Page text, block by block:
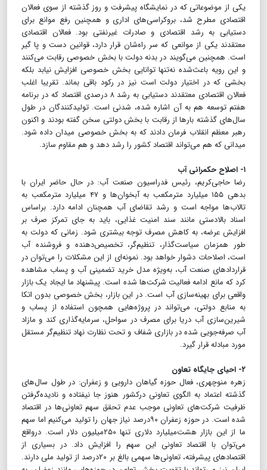
یکی از موضوعاتی که در نمایشگاه پیشرفت و روز گذشته از سوی فعالان
اقتصادی مطرح شد، بروکراسی‌های اداری و همچنین رفع موانع برای
دستیابی به رشد اقتصادی و صادرات غیرنفتی بود. فعالان اقتصادی
معتقدند یکی از موانعی که سر راه‌شان قرار دارد، قوانین دست و پا گیر
است. همچنین می‌گویند در بدنه دولت با بخش خصوصی رقابت می‌کنند
و این رویه باعث‌شده نه‌تنها توانایی بخش خصوصی افزایش نیابد بلکه
بخشی که در اختیار دولت است نیز در رکود باقی بماند. تقریبا اغلب
فعالان اقتصادی معتقدند دستیابی به رشد ۸ درصدی اقتصاد که در برنامه
هفتم توسعه هم به آن اشاره شده، شدنی است. تولید‌کنندگان در طول
سال‌های گذشته بارها از رقابت با بخش دولتی سخن گفته بودند و اکنون
رهبر معظم انقلاب فرمان دادند که به بخش خصوصی میدان داده شود.
میدانی که هم می‌تواند اقتصاد کشور را رشد دهد و هم مقاوم سازد.
۱- اصلاح حکمرانی آب
رضا حاجی‌کریم، رئیس فدراسیون صنعت آب: در حال حاضر ایران با
بدهی ۱۵۵ میلیارد مترمکعب به آبخوان‌ها و ۴۷ میلیارد مترمکعب به
تالاب‌ها مواجه است و رشد تقاضای آب همچنان ادامه دارد. براساس
اسناد بالادستی مانند سند امنیت غذایی، باید به جای تمرکز صرف بر
افزایش عرضه، به کاهش مصرف توجه بیشتری شود. زمانی که دولت به
طور همزمان سیاست‌گذار، تنظیم‌گر، تخصیص‌دهنده و فروشنده آب
است، اصلاحات دشوار خواهد بود. نمونه‌ای از این مشکلات را می‌توان در
قرارداد‌های صنعت آب، به‌ویژه مدل خرید تضمینی آب و پساب مشاهده
کرد که مانع ادامه فعالیت شرکت‌ها شده است. پیشنهاد ما ایجاد یک بازار
واقعی برای بهینه‌سازی آب است. در این بازار، بخش خصوصی بدون اتکا
به منابع دولتی، می‌تواند در پروژه‌هایی همچون استفاده از پساب و
شیرین‌سازی آب دریا برای مصرف در سواحل، سرمایه‌گذاری کند و مازاد
آب صرفه‌جویی شده در بازاری شفاف و تحت نظارت نهاد تنظیم‌گر مستقل
مورد مبادله قرار گیرد.
۲- احیای جایگاه تعاون
زهره منوچهری، فعال حوزه گیاهان دارویی و زعفران: در طول سال‌های
گذشته اعتماد به الگوی تعاونی درکشور هنوز جا نیفتاده و نادیده‌گرفتن
ظرفیت شرکت‌های تعاونی موجب عدم تحقق سهم تعاونی‌ها در اقتصاد
شده است. در حوزه زعفران ۹۰درصد نیاز جهان را تولید می‌کنیم اما سهم
ما از این بازار هشت‌میلیارد دلاری تنها ۲۵۰میلیون دلار است. درواقع
می‌توان با اقتصاد تعاونی این سهم را افزایش داد. در بسیاری از
اقتصاد‌های پیشرفته، تعاونی‌ها سهمی بالغ بر ۲۰درصد از تولید ملی دارند.